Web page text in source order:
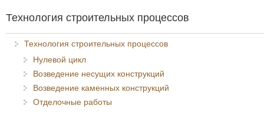
Технология строительных процессов
Технология строительных процессов
Нулевой цикл
Возведение несущих конструкций
Возведение каменных конструкций
Отделочные работы